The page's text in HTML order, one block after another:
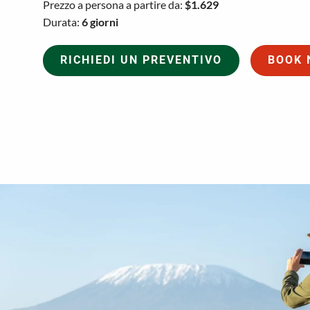
Prezzo a persona a partire da: $1.629
Durata: 6 giorni
RICHIEDI UN PREVENTIVO BOOK